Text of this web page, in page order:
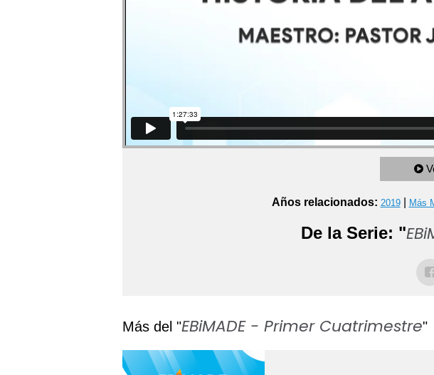
Años relacionados: 2019| Más
De la Serie: "
Más del "EBiMADE - Primer Cuatrimestre"